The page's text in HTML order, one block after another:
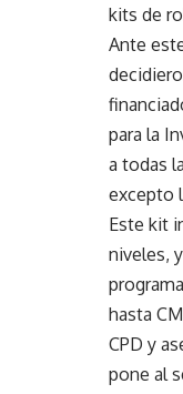
kits de
Ante
para la
a todas
excepto
Este kit
niveles,
hasta
CPD y
pone al